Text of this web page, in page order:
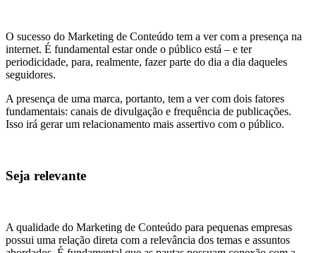
O sucesso do Marketing de Conteúdo tem a ver com a presença na
internet. É fundamental estar onde o público está – e ter
periodicidade, para, realmente, fazer parte do dia a dia daqueles
seguidores.
A presença de uma marca, portanto, tem a ver com dois fatores
fundamentais: canais de divulgação e frequência de publicações.
Isso irá gerar um relacionamento mais assertivo com o público.
Seja relevante
A qualidade do Marketing de Conteúdo para pequenas empresas
possui uma relação direta com a relevância dos temas e assuntos